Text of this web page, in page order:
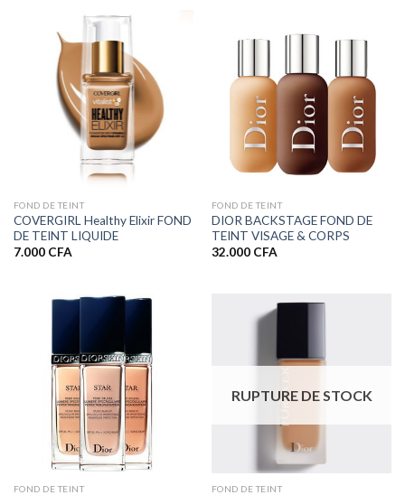
FOND DE TEINT
COVERGIRL Healthy Elixir FOND
DE TEINT LIQUIDE
7.000 CFA
FOND DE TEINT
DIOR BACKSTAGE FOND DE
TEINT VISAGE & CORPS
32.000 CFA
FOND DE TEINT
RUPTURE DE STOCK
FOND DE TEINT